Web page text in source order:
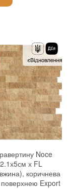
Noce
х FL
коричнева
Export